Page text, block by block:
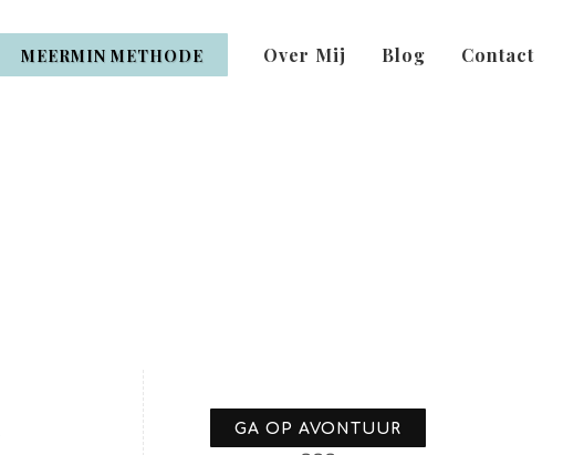
MEERMIN METHODE Over Mij Blog Contact
GA OP AVONTUUR